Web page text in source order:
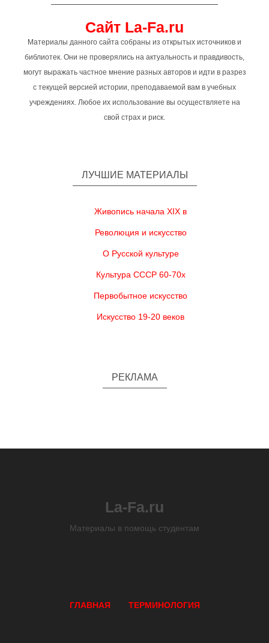
Сайт La-Fa.ru
Материалы данного сайта собраны из открытых источников и
библиотек. Они не проверялись на актуальность и правдивость,
могут выражать частное мнение разных авторов и идти в разрез
с текущей версией истории, преподаваемой вам в учебных
учреждениях. Любое их использование вы осуществляете на
свой страх и риск.
ЛУЧШИЕ МАТЕРИАЛЫ
Живопись начала XIX в
Революция и искусство
О Русской культуре
Культура СССР 60-70х
Первобытное искусство
Искусство 19-20 веков
РЕКЛАМА
La-Fa.ru
Материалы в помощь студентам
ГЛАВНАЯ ТЕРМИНОЛОГИЯ